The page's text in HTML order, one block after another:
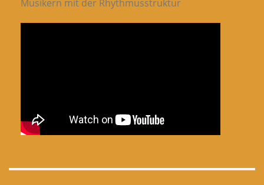
Musikern mit der Rhythmusstruktur